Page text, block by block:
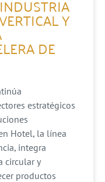
Y
DE
estratégicos
Hotel, la línea
integra
circular y
productos